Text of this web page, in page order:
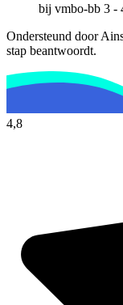
bij vmbo-bb 3 -
Ondersteund door
stap beantwoordt.
4,8